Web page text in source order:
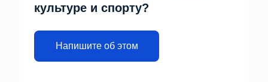
культуре и спорту?
Напишите об этом